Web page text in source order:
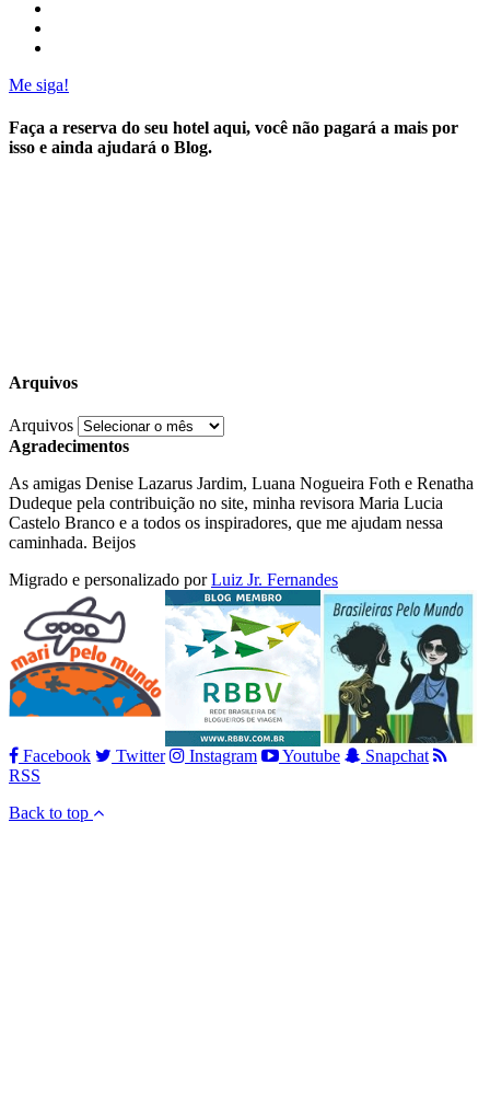
Me siga!
Faça a reserva do seu hotel aqui, você não pagará a mais por
isso e ainda ajudará o Blog.
Arquivos
Arquivos
Agradecimentos
As amigas Denise Lazarus Jardim, Luana Nogueira Foth e Renatha
Dudeque pela contribuição no site, minha revisora Maria Lucia
Castelo Branco e a todos os inspiradores, que me ajudam nessa
caminhada. Beijos
Migrado e personalizado porLuiz Jr. Fernandes
Facebook Twitter Instagram Youtube
Snapchat
RSS
Back to top